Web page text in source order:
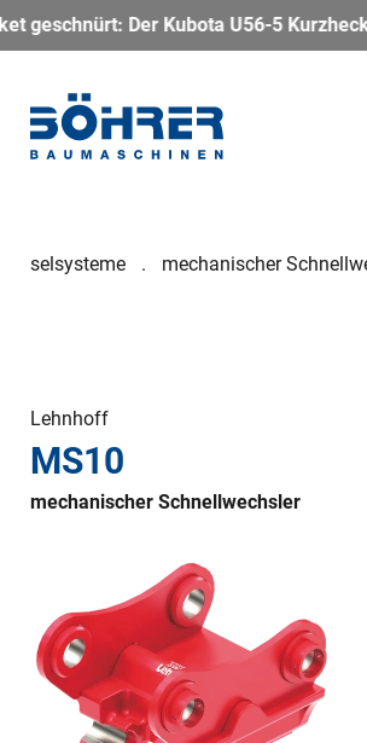
Der Kubota U56-5
mechanischer
Lehnhoff
MS10
mechanischer Schnellwechsler